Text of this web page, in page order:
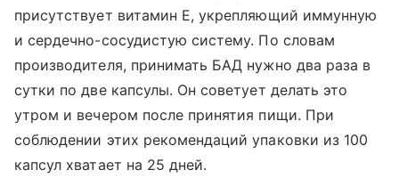
присутствует витамин Е, укрепляющий иммунную
и сердечно-сосудистую систему. По словам
производителя, принимать БАД нужно два раза в
сутки по две капсулы. Он советует делать это
утром и вечером после принятия пищи. При
соблюдении этих рекомендаций упаковки из 100
капсул хватает на 25 дней.